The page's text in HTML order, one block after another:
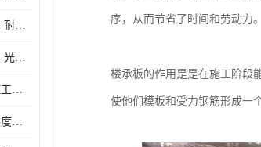
天津c型钢 受力稳定稳固 耐腐蚀 耐高温
c型钢计算 受力稳定稳固 光洁无毛刺
c型钢机器多少钱一台 施工方便简单 稳重支撑承载力大
镀锌c型钢理论重量表 硬度高韧性强 光洁无毛刺
序，从而节省了时间和劳动力。
楼承板的作用是是在施工阶段
使他们模板和受力钢筋形成一